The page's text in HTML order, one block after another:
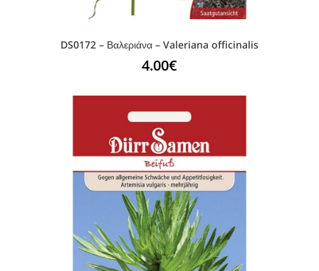
DS0172 – Βαλεριάνα – Valeriana officinalis
4.00€